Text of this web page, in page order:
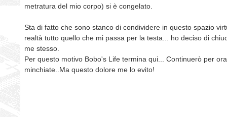
metratura del mio corpo) si è congelato.
Sta di fatto che sono stanco di condividere in questo spazio
realtà tutto quello che mi passa per la testa... ho deciso di
me stesso.
Per questo motivo Bobo's Life termina qui... Continuerò per
minchiate..Ma questo dolore me lo evito!